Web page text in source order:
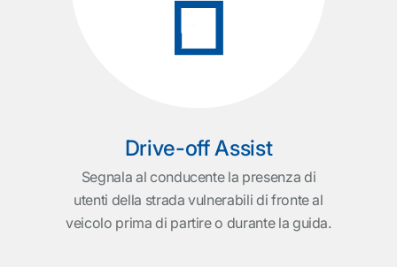
Drive-off Assist
Segnala al conducente la presenza di
utenti della strada vulnerabili di fronte al
veicolo prima di partire o durante la guida.